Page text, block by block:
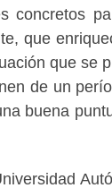
concretos
que
que se
de un
buena